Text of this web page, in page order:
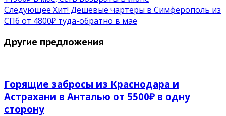
Следующее Хит! Дешевые чартеры в Симферополь из
СПб от 4800₽ туда-обратно в мае
Другие предложения
Горящие забросы из Краснодара и
Астрахани в Анталью от 5500₽ в одну
сторону